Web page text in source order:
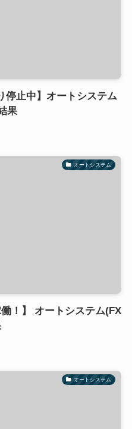
停止中】オートシステム
果
オートシステム
！】 オートシステム(FX
オートシステム